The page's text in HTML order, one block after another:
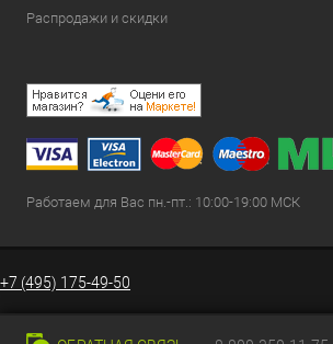
Распродажи и скидки
Работаем для Вас пн.-пт.: 10:00-19:00 МСК
+7 (495) 175-49-50